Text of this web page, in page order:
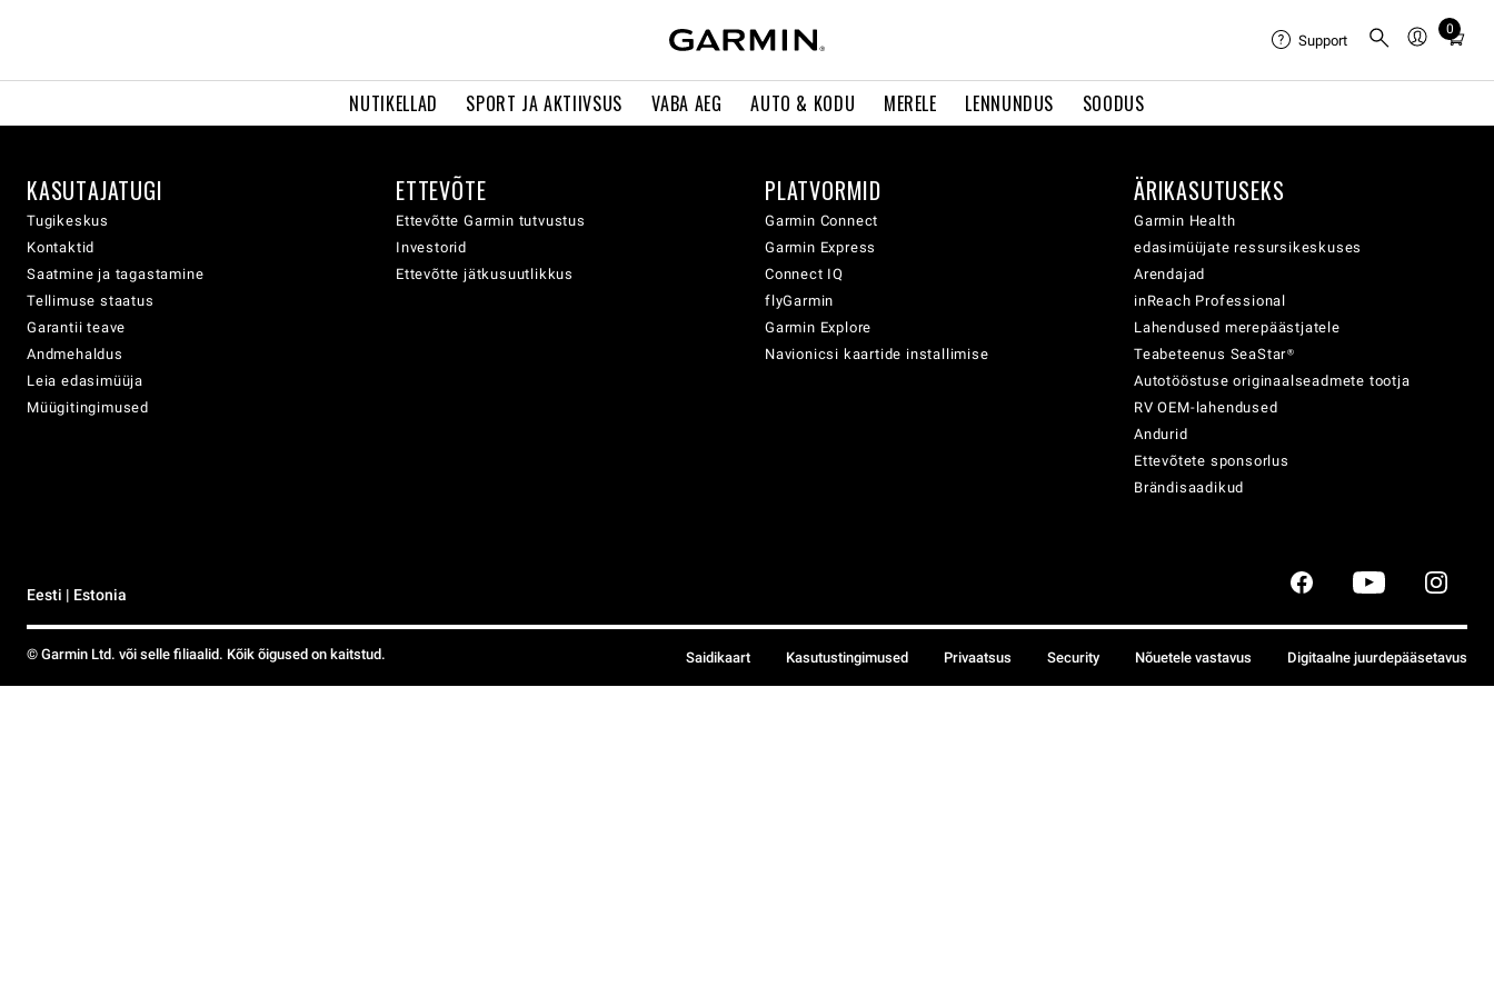
NUTIKELLAD SPORT JA AKTIIVSUS VABA AEG AUTO & KODU MERELE LENNUNDUS SOODUS
Support
0
Total
cart:
KASUTAJATUGI
Tugikeskus
Kontaktid
Saatmine ja tagastamine
Tellimuse staatus
Garantii teave
Andmehaldus
Leia edasimüüja
Müügitingimused
ETTEVÕTE
Ettevõtte Garmin tutvustus
Investorid
Ettevõtte jätkusuutlikkus
PLATVORMID
Garmin Connect
Garmin Express
Connect IQ
flyGarmin
Garmin Explore
Navionicsi kaartide installimise
ÄRIKASUTUSEKS
Garmin Health
edasimüüjate ressursikeskuses
Arendajad
inReach Professional
Lahendused merepäästjatele
Teabeteenus SeaStar®
Autotööstuse originaalseadmete tootja
RV OEM-lahendused
Andurid
Ettevõtete sponsorlus
Brändisaadikud
Eesti | Estonia
© Garmin Ltd. või selle filiaalid. Kõik õigused on kaitstud. Saidikaart Kasutustingimused Privaatsus Security Nõuetele vastavus Digitaalne juurdepääsetavus